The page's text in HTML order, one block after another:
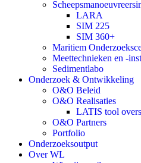
LARA
SIM 225
SIM 360+
Maritiem
Meettechnieken en -
Sedimentlabo
Onderzoek & Ontwikkeling
O&O Beleid
O&O Realisaties
LATIS tool
O&O Partners
Portfolio
Onderzoeksoutput
Over WL